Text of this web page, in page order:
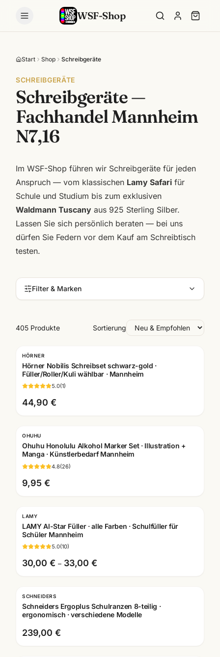
WSF-Shop
Start Shop Schreibgeräte
SCHREIBGERÄTE
Schreibgeräte —
Fachhandel Mannheim
N7,16
Im WSF-Shop führen wir Schreibgeräte für jeden
Anspruch — vom klassischen Lamy Safari für
Schule und Studium bis zum exklusiven
Waldmann Tuscany aus 925 Sterling Silber.
Lassen Sie sich persönlich beraten — bei uns
dürfen Sie Federn vor dem Kauf am Schreibtisch
testen.
Filter & Marken
405 Produkte Sortierung
Gratis Gravur
HÖRNER
Hörner Nobilis Schreibset schwarz-gold ·
Füller/Roller/Kuli wählbar · Mannheim
5.0(1)
44,90 €
OHUHU
Ohuhu Honolulu Alkohol Marker Set · Illustration +
Manga · Künstlerbedarf Mannheim
4.8(26)
9,95 €
Gratis Gravur
LAMY
LAMY Al-Star Füller · alle Farben · Schulfüller für
Schüler Mannheim
5.0(10)
30,00 € – 33,00 €
SCHNEIDERS
Schneiders Ergoplus Schulranzen 8-teilig ·
ergonomisch · verschiedene Modelle
239,00 €